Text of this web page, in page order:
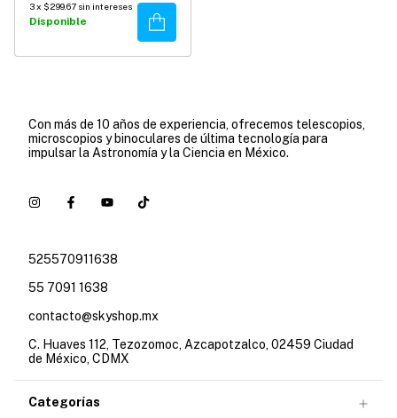
3x $299.67 sin intereses
Disponible Comprar
Con más de 10 años de experiencia, ofrecemos telescopios,
microscopios y binoculares de última tecnología para
impulsar la Astronomía y la Ciencia en México.
525570911638
55 7091 1638
contacto@skyshop.mx
C. Huaves 112, Tezozomoc, Azcapotzalco, 02459 Ciudad
de México, CDMX
Categorías